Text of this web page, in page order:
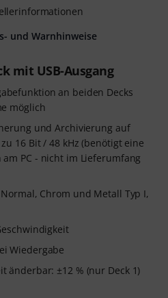
mit USB-Ausgang
an beiden Decks
möglich
und Archivierung auf
16 Bit / 48 kHz (benötigt eine
PC - nicht im Lieferumfang
Chrom und Metall Typ I,
Wiedergabe
änderbar: ±12 % (nur Deck 1)
und Warnhinweise